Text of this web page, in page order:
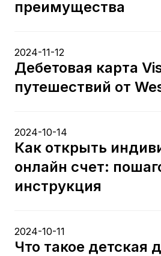
преимущества
2024-11-12
Дебетовая карта
путешествий от
2024-10-14
Как открыть
онлайн счет:
инструкция
2024-10-11
Что такое детская